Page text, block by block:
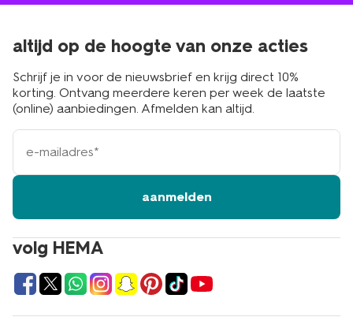
volg HEMA
altijd op de hoogte van onze acties
Schrijf je in voor de nieuwsbrief en krijg direct 10%
korting. Ontvang meerdere keren per week de laatste
(online) aanbiedingen. Afmelden kan altijd.
e-
mailadres
aanmelden